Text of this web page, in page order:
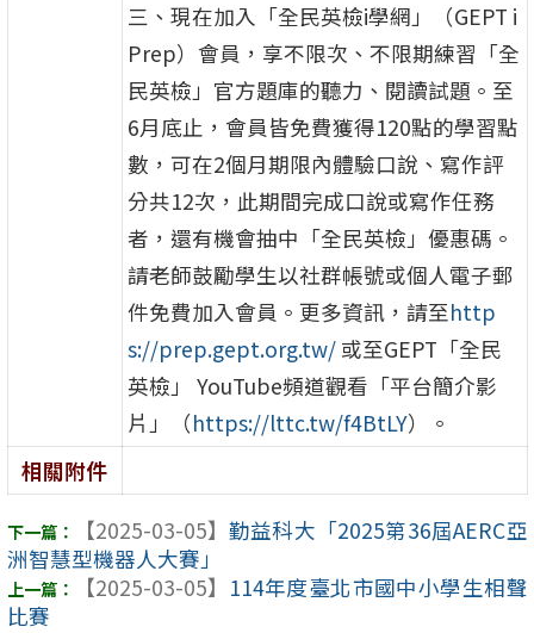
三、現在加入「全民英檢i學網」（GEPT i
Prep）會員，享不限次、不限期練習「全
民英檢」官方題庫的聽力、閱讀試題。至
6月底止，會員皆免費獲得120點的學習點
數，可在2個月期限內體驗口說、寫作評
分共12次，此期間完成口說或寫作任務
者，還有機會抽中「全民英檢」優惠碼。
請老師鼓勵學生以社群帳號或個人電子郵
件免費加入會員。更多資訊，請至http
s://prep.gept.org.tw/或至GEPT「全民
英檢」 YouTube頻道觀看「平台簡介影
片」（https://lttc.tw/f4BtLY）。
相關附件
【2025-03-05】 勤益科大「2025第36屆AERC亞
洲智慧型機器人大賽」
【2025-03-05】 114年度臺北市國中小學生相聲
比賽